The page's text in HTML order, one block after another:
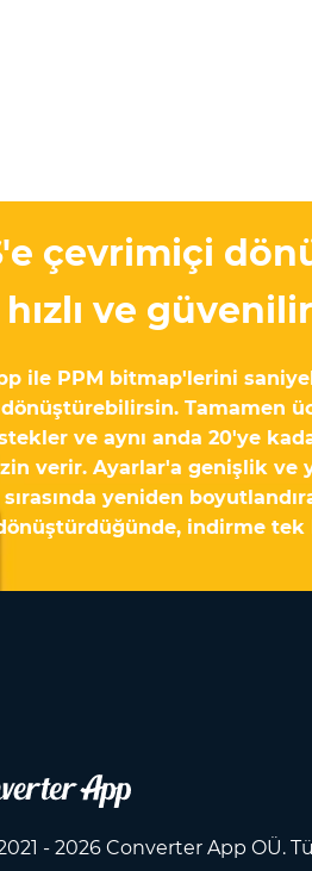
çevrimiçi
ve
ile PPM bitmap'lerini
Tamamen
ve aynı anda 20'ye
verir. Ayarlar'a genişlik ve
yeniden
indirme tek
- 2026 Converter App OÜ.